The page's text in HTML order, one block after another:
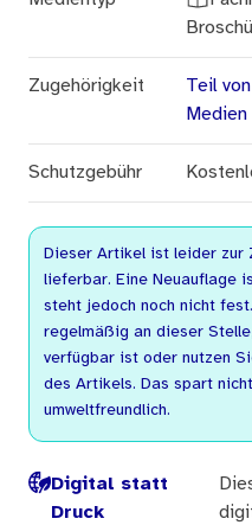
Zugehörigkeit
Teil
Medien
Schutzgebühr
Dieser Artikel ist leider zur
lieferbar. Eine Neuauflage
steht jedoch noch nicht
regelmäßig an dieser
verfügbar ist oder nutzen
des Artikels. Das spart
umweltfreundlich.
Digital statt
Druck